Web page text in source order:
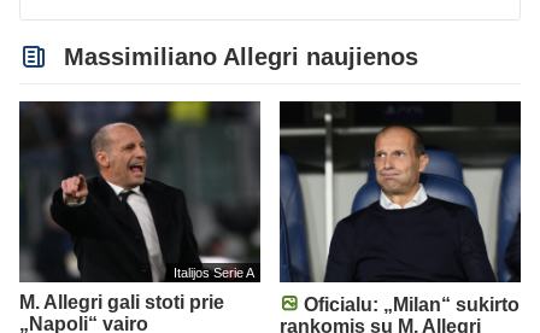
Massimiliano Allegri naujienos
Italijos Serie A
M. Allegri gali stoti prie
„Napoli“ vairo
Oficialu: „Milan“ sukirto
rankomis su M. Allegri